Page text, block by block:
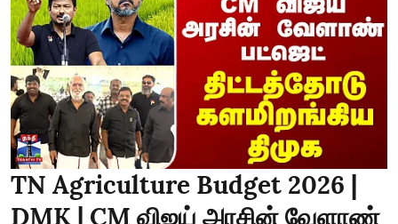
TN Agriculture Budget 2026 |
DMK | CM விஜய் அரசின் வேளாண்